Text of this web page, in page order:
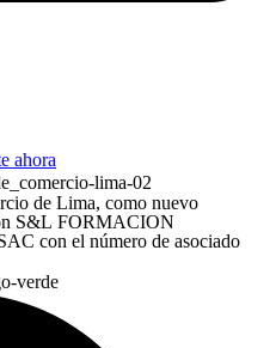
ahora
de Lima, como nuevo
S&L FORMACION
con el número de asociado